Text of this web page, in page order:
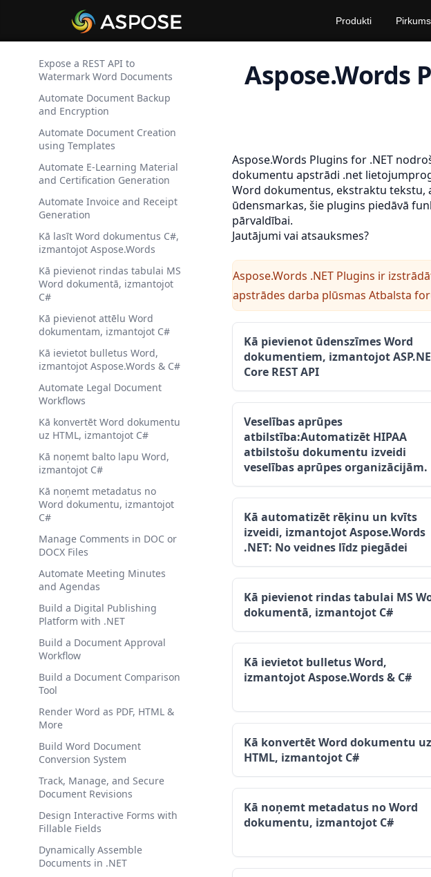
Produkti Pirkums
Expose a REST API to
Watermark Word Documents
Automate Document Backup
and Encryption
Automate Document Creation
using Templates
Automate E-Learning Material
and Certification Generation
Automate Invoice and Receipt
Generation
Kā lasīt Word dokumentus C#,
izmantojot Aspose.Words
Kā pievienot rindas tabulai MS
Word dokumentā, izmantojot
C#
Kā pievienot attēlu Word
dokumentam, izmantojot C#
Kā ievietot bulletus Word,
izmantojot Aspose.Words & C#
Automate Legal Document
Workflows
Kā konvertēt Word dokumentu
uz HTML, izmantojot C#
Kā noņemt balto lapu Word,
izmantojot C#
Kā noņemt metadatus no
Word dokumentu, izmantojot
C#
Manage Comments in DOC or
DOCX Files
Automate Meeting Minutes
and Agendas
Build a Digital Publishing
Platform with .NET
Build a Document Approval
Workflow
Build a Document Comparison
Tool
Render Word as PDF, HTML &
More
Build Word Document
Conversion System
Track, Manage, and Secure
Document Revisions
Design Interactive Forms with
Fillable Fields
Dynamically Assemble
Documents in .NET
Aspose.Words
Aspose.Words Plugins for .NET
dokumentu apstrādi .net
Word dokumentus, ekstraktu tekstu,
ūdensmarkas, šie plugins piedāvā
pārvaldībai.
Jautājumi vai atsauksmes?
Aspose.Words .NET Plugins ir
apstrādes darba plūsmas Atbalsta
Kā pievienot ūdenszīmes Word
dokumentiem, izmantojot
Core REST API
Veselības aprūpes
atbilstība:Automatizēt HIPAA
atbilstošu dokumentu izveidi
veselības aprūpes organizācijām.
Kā automatizēt rēķinu un kvīts
izveidi, izmantojot Aspose.Words
.NET: No veidnes līdz piegādei
Kā pievienot rindas tabulai MS
dokumentā, izmantojot C#
Kā ievietot bulletus Word,
izmantojot Aspose.Words & C#
Kā konvertēt Word dokumentu uz
HTML, izmantojot C#
Kā noņemt metadatus no Word
dokumentu, izmantojot C#